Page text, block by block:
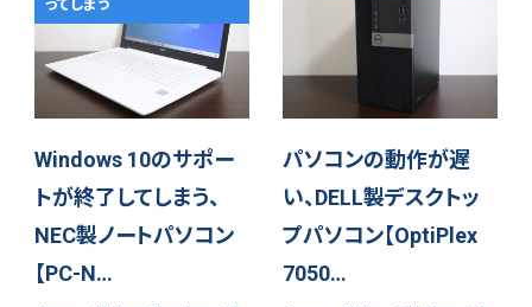
ってしまう
Windows 10のサポー
トが終了してしまう、
NEC製ノートパソコン
【PC-N…
パソコンの動作が遅
い、DELL製デスクトッ
プパソコン【OptiPlex
7050…